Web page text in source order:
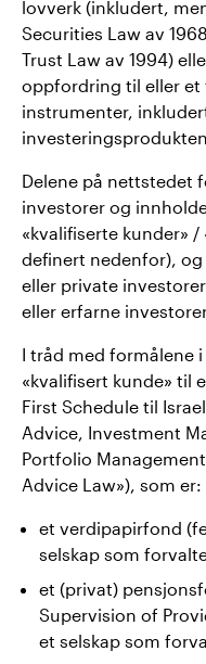
lovverk (inkludert,
Securities Law av
Trust Law av 1994)
oppfordring til eller et
instrumenter,
Delene på nettstedet
investorer og
«kvalifiserte kunder»
definert nedenfor),
eller private
eller erfarne
I tråd med formålene
«kvalifisert kunde» til
First Schedule til
Advice, Investment
Portfolio
Advice Law»), som er:
et verdipapirfond
selskap som
et (privat)
Supervision of
et selskap som